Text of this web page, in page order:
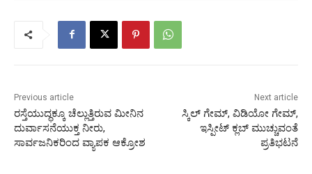
Previous article
ರಸ್ತೆಯುದ್ಧಕ್ಕೂ ಚೆಲ್ಲುತ್ತಿರುವ ಮೀನಿನ
ದುರ್ವಾಸನೆಯುಕ್ತ ನೀರು,
ಸಾರ್ವಜನಿಕರಿಂದ ವ್ಯಾಪಕ ಆಕ್ರೋಶ
Next article
ಸ್ಕಿಲ್ ಗೇಮ್, ವಿಡಿಯೋ ಗೇಮ್,
ಇಸ್ಪೀಟ್ ಕ್ಲಬ್ ಮುಚ್ಚುವಂತೆ
ಪ್ರತಿಭಟನೆ